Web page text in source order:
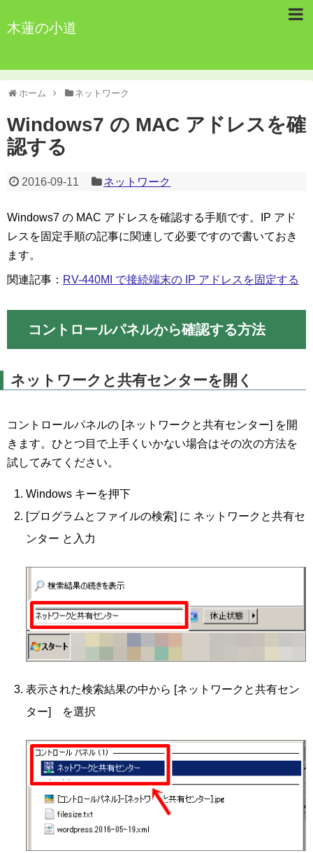
木蓮の小道
ホーム ネットワーク
Windows7 の MAC アドレスを確
認する
2016-09-11 ネットワーク
Windows7 の MAC アドレスを確認する手順です。IP アド
レスを固定手順の記事に関連して必要ですので書いておき
ます。
関連記事： RV-440MI で接続端末の IP アドレスを固定する
コントロールパネルから確認する方法
ネットワークと共有センターを開く
コントロールパネルの [ネットワークと共有センター] を開
きます。ひとつ目で上手くいかない場合はその次の方法を
試してみてください。
Windows キーを押下
[プログラムとファイルの検索] に ネットワークと共有セ
ンター と入力
表示された検索結果の中から [ネットワークと共有セン
ター] を選択